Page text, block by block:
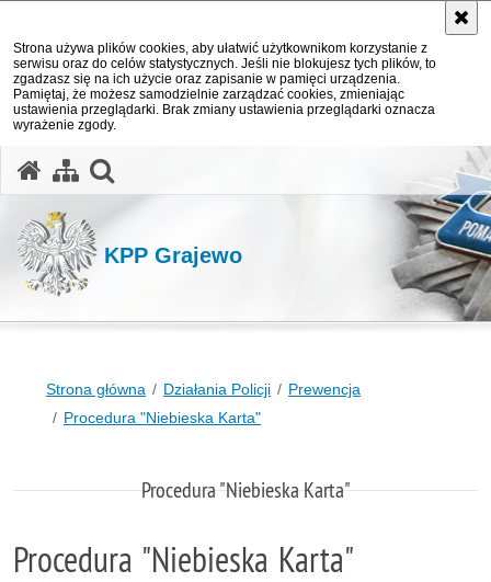
Strona używa plików cookies, aby ułatwić użytkownikom korzystanie z
serwisu oraz do celów statystycznych. Jeśli nie blokujesz tych plików, to
zgadzasz się na ich użycie oraz zapisanie w pamięci urządzenia.
Pamiętaj, że możesz samodzielnie zarządzać cookies, zmieniając
ustawienia przeglądarki. Brak zmiany ustawienia przeglądarki oznacza
wyrażenie zgody.
KPP Grajewo
Strona główna Działania Policji
Prewencja
Procedura "Niebieska Karta"
Procedura "Niebieska Karta"
Procedura "Niebieska Karta"